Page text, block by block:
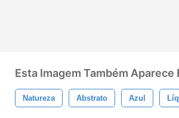
Esta Imagem Também Aparece
Natureza Abstrato Azul